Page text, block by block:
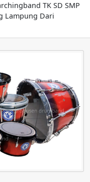
TK SD SMP
Lampung Dari